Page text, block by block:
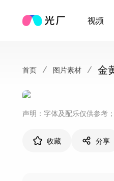
视频
首页 图片素材 金
声明：字体及配乐仅供参考
收藏 分享